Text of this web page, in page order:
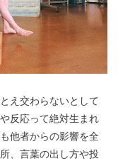
え交わらないとして
反応って絶対生まれ
他者からの影響を全
、言葉の出し方や投